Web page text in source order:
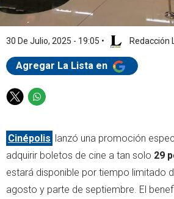
30 De Julio, 2025 - 19:05 • Redacción
Agregar La Lista en
T
i
t
t
e
r
W
a
t
s
a
p
p
Cinépolis lanzó una promoción
adquirir boletos de cine a tan solo 29
estará disponible por tiempo limitado
agosto y parte de septiembre. El